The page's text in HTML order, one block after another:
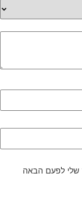
שלי לפעם הבאה